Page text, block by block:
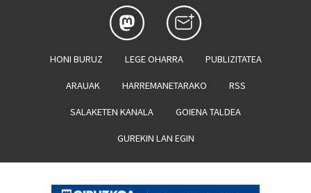
HONI BURUZ LEGE OHARRA PUBLIZITATEA
ARAUAK HARREMANETARAKO RSS
SALAKETEN KANALA GOIENA TALDEA
GUREKIN LAN EGIN